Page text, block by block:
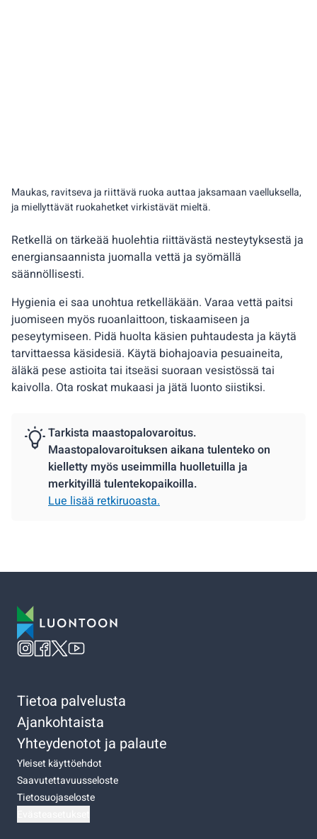
Retkellä on tärkeää huolehtia riittävästä nesteytyksestä ja
energiansaannista juomalla vettä ja syömällä
säännöllisesti.
Hygienia ei saa unohtua retkelläkään. Varaa vettä paitsi
juomiseen myös ruoanlaittoon, tiskaamiseen ja
peseytymiseen. Pidä huolta käsien puhtaudesta ja käytä
tarvittaessa käsidesiä. Käytä biohajoavia pesuaineita,
äläkä pese astioita tai itseäsi suoraan vesistössä tai
kaivolla. Ota roskat mukaasi ja jätä luonto siistiksi.
Maukas, ravitseva ja riittävä ruoka auttaa jaksamaan vaelluksella,
ja miellyttävät ruokahetket virkistävät mieltä.
Tarkista maastopalovaroitus.
Maastopalovaroituksen aikana tulenteko on
kielletty myös useimmilla huolletuilla ja
merkityillä tulentekopaikoilla.
Lue lisää retkiruoasta.
Tietoa palvelusta
Ajankohtaista
Yhteydenotot ja palaute
Yleiset käyttöehdot
Saavutettavuusseloste
Tietosuojaseloste